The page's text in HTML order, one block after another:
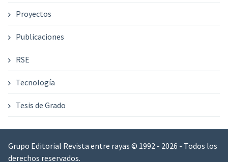
Proyectos
Publicaciones
RSE
Tecnología
Tesis de Grado
Grupo Editorial Revista entre rayas © 1992 - 2026 - Todos los
derechos reservados.